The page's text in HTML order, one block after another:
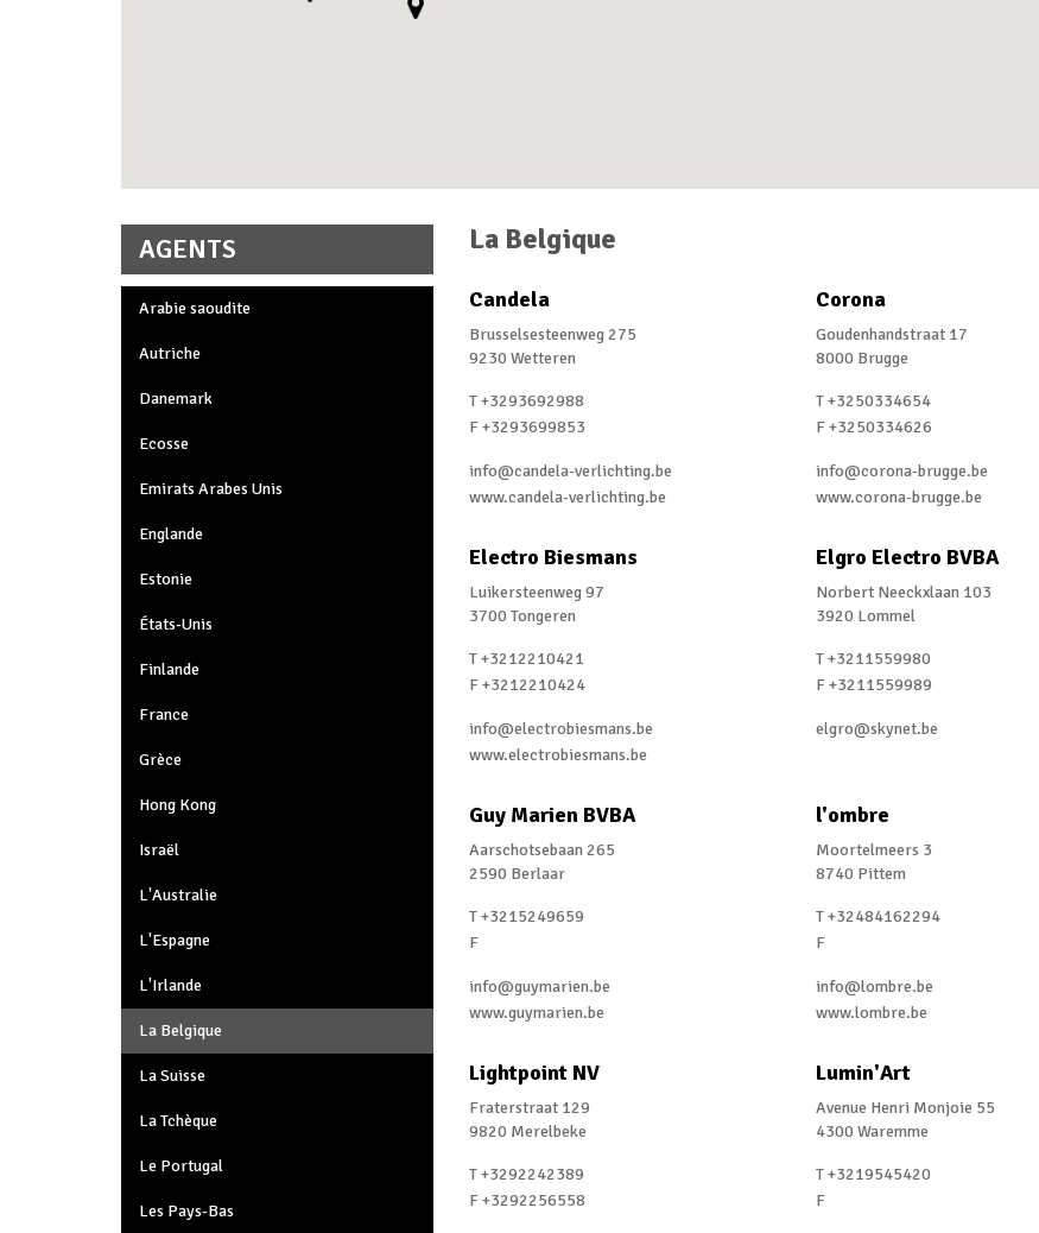
AGENTS
Arabie saoudite
Autriche
Danemark
Ecosse
Emirats Arabes Unis
Englande
Estonie
États-Unis
Finlande
France
Grèce
Hong Kong
Israël
L'Australie
L'Espagne
L'Irlande
La Belgique
La Suisse
La Tchèque
Le Portugal
Les Pays-Bas
La Belgique
Candela
Brusselsesteenweg 275
9230 Wetteren
T +3293692988
F +3293699853
info@candela-verlichting.be
www.candela-verlichting.be
Corona
Goudenhandstraat 17
8000 Brugge
T +3250334654
F +3250334626
info@corona-brugge.be
www.corona-brugge.be
Electro Biesmans
Luikersteenweg 97
3700 Tongeren
T +3212210421
F +3212210424
info@electrobiesmans.be
www.electrobiesmans.be
Elgro Electro BVBA
Norbert Neeckxlaan 103
3920 Lommel
T +3211559980
F +3211559989
elgro@skynet.be
Guy Marien BVBA
Aarschotsebaan 265
2590 Berlaar
T +3215249659
F
info@guymarien.be
www.guymarien.be
l'ombre
Moortelmeers 3
8740 Pittem
T +32484162294
F
info@lombre.be
www.lombre.be
Lightpoint NV
Fraterstraat 129
9820 Merelbeke
T +3292242389
F +3292256558
Lumin'Art
Avenue Henri Monjoie 55
4300 Waremme
T +3219545420
F